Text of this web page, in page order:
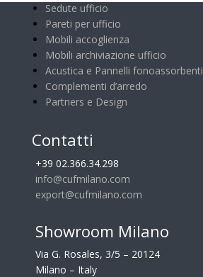
Sedute ufficio
Pareti per ufficio
Mobili accoglienza
Mobili archiviazione ufficio
Acustica e Pannelli fonoassorbenti
Complementi d’arredo
Partners e Design
Contatti
+39 02.366.34.298
info@cufmilano.com
export@cufmilano.com
Showroom Milano
Via G. Rosales, 3/5 – 20124
Milano – Italy